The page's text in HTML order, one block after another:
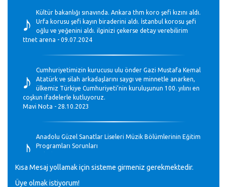
♪
Kültür bakanlığı sınavında. Ankara thm koro şefi kızını aldı.
Urfa korusu şefi kayın biraderini aldı. İstanbul korosu şefi
oğlu ve yeğenini aldı. ilginizi çekerse detay verebilirim
ttnet arena - 09.07.2024
♪
Cumhuriyetimizin kurucusu ulu önder Gazi Mustafa Kemal
Atatürk ve silah arkadaşlarını saygı ve minnetle anarken,
ülkemiz Türkiye Cumhuriyeti’nin kuruluşunun 100. yılını en
coşkun ifadelerle kutluyoruz.
Mavi Nota - 28.10.2023
♪
Anadolu Güzel Sanatlar Liseleri Müzik Bölümlerinin Eğitim
Programları Sorunları
GEÇMİŞ OLSUN TÜRKİYE!
Kısa Mesaj yollamak için sisteme girmeniz gerekmektedir.
Üye olmak istiyorum!